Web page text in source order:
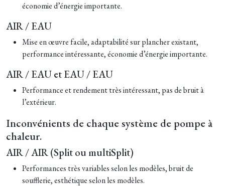
économie d’énergie importante.
AIR / EAU
Mise en œuvre facile, adaptabilité sur plancher existant,
performance intéressante, économie d’énergie importante.
AIR / EAU et EAU / EAU
Performance et rendement très intéressant, pas de bruit à
l’extérieur.
Inconvénients de chaque système de pompe à
chaleur.
AIR / AIR (Split ou multiSplit)
Performances très variables selon les modèles, bruit de
soufflerie, esthétique selon les modèles.